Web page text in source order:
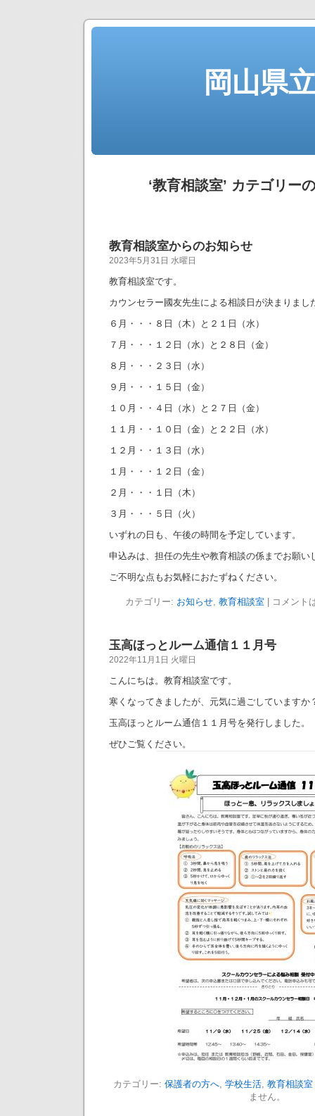
岡山県
‘教育相談室’ カテゴリー
教育相談室からのお知らせ
2023年5月31日 水曜日
教育相談室です。
カウンセラー國友先生による相談日が決まりまし
６月・・・８日（木）と２１日（水）
７月・・・１２日（水）と２８日（金）
８月・・・２３日（水）
９月・・・１５日（金）
１０月・・４日（水）と２７日（金）
１１月・・１０日（金）と２２日（水）
１２月・・１３日（水）
１月・・・１２日（金）
２月・・・１日（木）
３月・・・５日（火）
いずれの日も、午後の時間を予定しています。
申込みは、担任の先生や教育相談の係までお願い
ご不明な点もお気軽におたずねください。
カテゴリー: お知らせ, 教育相談室 コメント
玉高ほっとルーム通信１１月号
2022年11月1日 火曜日
こんにちは。教育相談室です。
寒くなってきましたが、元気に過ごしていますか
玉高ほっとルーム通信１１月号を発行しました。
ぜひご覧ください。
カテゴリー: 保護者の方へ, 学校生活, 教育相談室
ません。